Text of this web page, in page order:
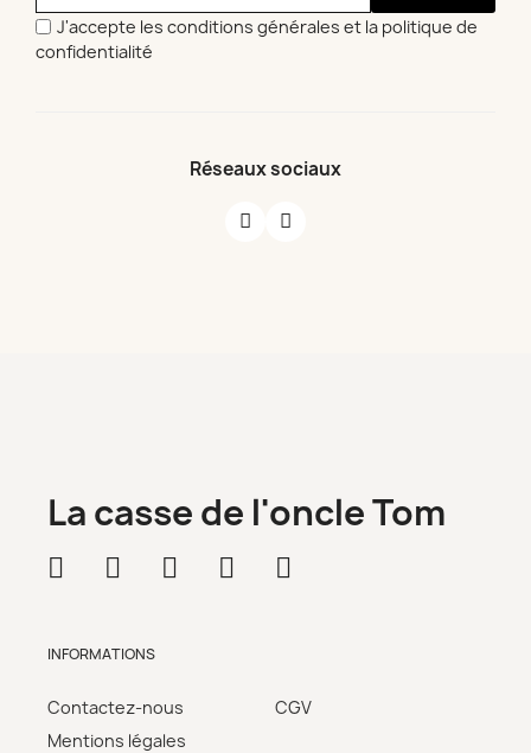
J'accepte les conditions générales et la politique de
confidentialité
Réseaux sociaux
La casse de l'oncle Tom
INFORMATIONS
Contactez-nous
Mentions légales
CGV